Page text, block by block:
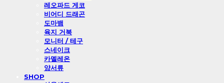
레오파드 게코
비어디 드래곤
도마뱀
육지 거북
모니터 / 테구
스네이크
카멜레온
양서류
SHOP